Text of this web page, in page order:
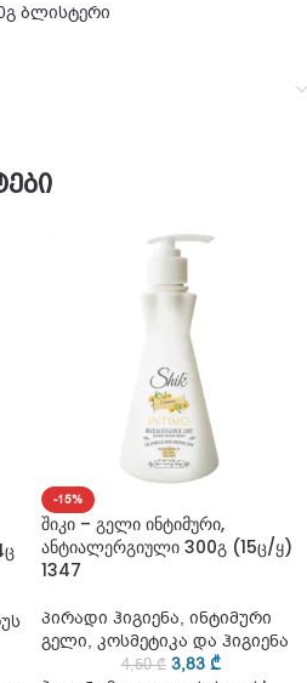
ბლისტერი
-15%
შიკი – გელი ინტიმური,
ანტიალერგიული 300გ (15ც/ყ)
1347
პირადი ჰიგიენა, ინტიმური
გელი, კოსმეტიკა და ჰიგიენა
4,50₾ 3,83 ₾